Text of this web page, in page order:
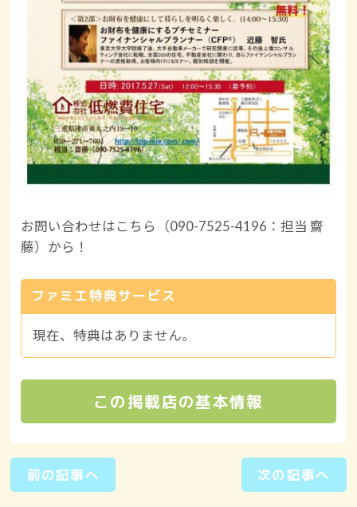
お問い合わせはこちら（090-7525-4196：担当 齋
藤）から！
ファミエ特典サービス
現在、特典はありません。
この掲載店の基本情報
前の記事へ 次の記事へ